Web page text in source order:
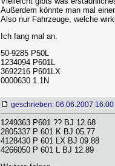
Außerdem könnte man mal
Also nur Fahrzeuge, welche
Ich fang mal an.
50-9285 P50L
1234094 P601L
3692216 P601LX
0000630 1.1N
geschrieben: 06.06.2007 16:00
1249363 P601 ?? BJ 12.68
2805337 P 601 K BJ 05.77
4128430 P 601 LX BJ 09.88
4266050 P 601 L BJ 12.89